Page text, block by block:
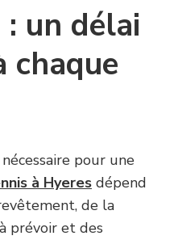
un délai
chaque
pour une
à Hyeres dépend
de la
prévoir et des